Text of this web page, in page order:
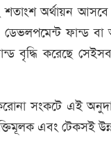
অর্থায়ন আসবে
ডেভলপমেন্ট ফান্ড
বৃদ্ধি করেছে
সংকটে এই
এবং টেকসই